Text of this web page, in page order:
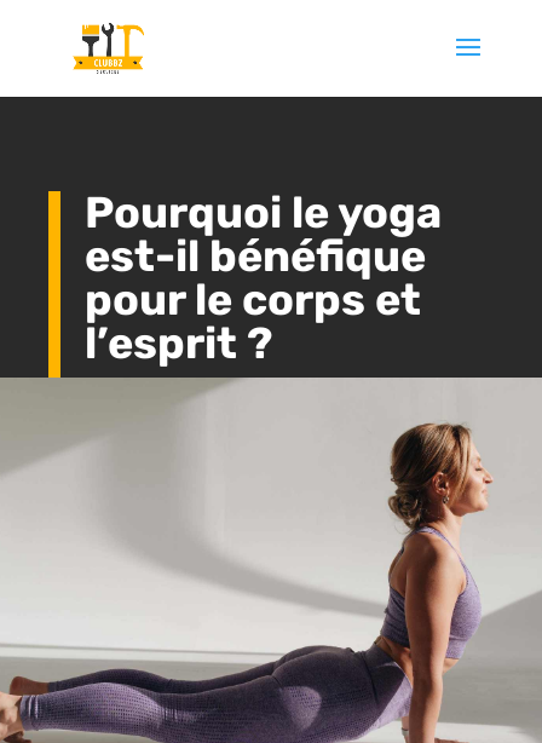
Pourquoi le yoga
est-il bénéfique
pour le corps et
l’esprit ?